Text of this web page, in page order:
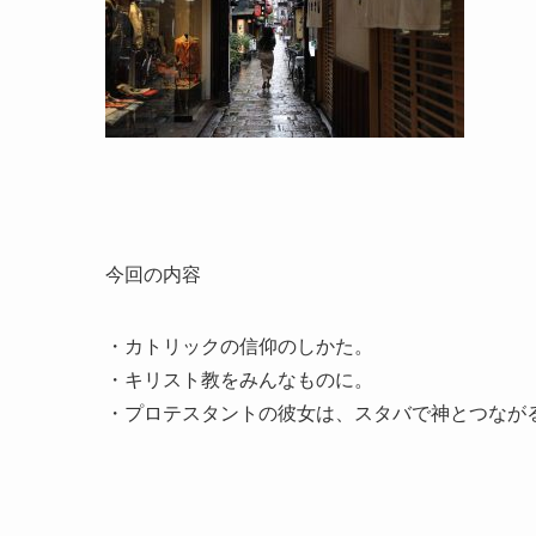
今回の内容
・カトリックの信仰のしかた。
・キリスト教をみんなものに。
・プロテスタントの彼女は、スタバで神とつなが